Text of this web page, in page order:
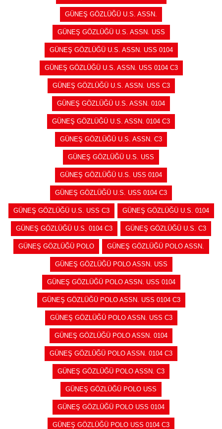
GÜNEŞ GÖZLÜĞÜ U.S. ASSN.
GÜNEŞ GÖZLÜĞÜ U.S. ASSN. USS
GÜNEŞ GÖZLÜĞÜ U.S. ASSN. USS 0104
GÜNEŞ GÖZLÜĞÜ U.S. ASSN. USS 0104 C3
GÜNEŞ GÖZLÜĞÜ U.S. ASSN. USS C3
GÜNEŞ GÖZLÜĞÜ U.S. ASSN. 0104
GÜNEŞ GÖZLÜĞÜ U.S. ASSN. 0104 C3
GÜNEŞ GÖZLÜĞÜ U.S. ASSN. C3
GÜNEŞ GÖZLÜĞÜ U.S. USS
GÜNEŞ GÖZLÜĞÜ U.S. USS 0104
GÜNEŞ GÖZLÜĞÜ U.S. USS 0104 C3
GÜNEŞ GÖZLÜĞÜ U.S. USS C3 GÜNEŞ GÖZLÜĞÜ U.S. 0104
GÜNEŞ GÖZLÜĞÜ U.S. 0104 C3 GÜNEŞ GÖZLÜĞÜ U.S. C3
GÜNEŞ GÖZLÜĞÜ POLO GÜNEŞ GÖZLÜĞÜ POLO ASSN.
GÜNEŞ GÖZLÜĞÜ POLO ASSN. USS
GÜNEŞ GÖZLÜĞÜ POLO ASSN. USS 0104
GÜNEŞ GÖZLÜĞÜ POLO ASSN. USS 0104 C3
GÜNEŞ GÖZLÜĞÜ POLO ASSN. USS C3
GÜNEŞ GÖZLÜĞÜ POLO ASSN. 0104
GÜNEŞ GÖZLÜĞÜ POLO ASSN. 0104 C3
GÜNEŞ GÖZLÜĞÜ POLO ASSN. C3
GÜNEŞ GÖZLÜĞÜ POLO USS
GÜNEŞ GÖZLÜĞÜ POLO USS 0104
GÜNEŞ GÖZLÜĞÜ POLO USS 0104 C3